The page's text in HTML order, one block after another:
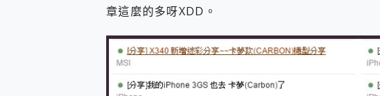
章這麼的多呀XDD。